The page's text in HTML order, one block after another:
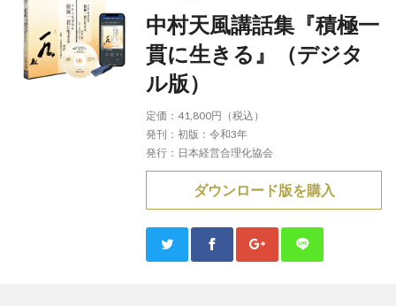
中村天風講話集『積極一
貫に生きる』（デジタ
ル版）
定価： 41,800円（税込）
発刊： 初版：令和3年
発行： 日本経営合理化協会
ダウンロード版を購入